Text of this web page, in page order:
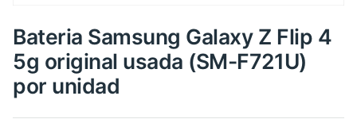
Bateria Samsung Galaxy Z Flip 4
5g original usada (SM-F721U)
por unidad